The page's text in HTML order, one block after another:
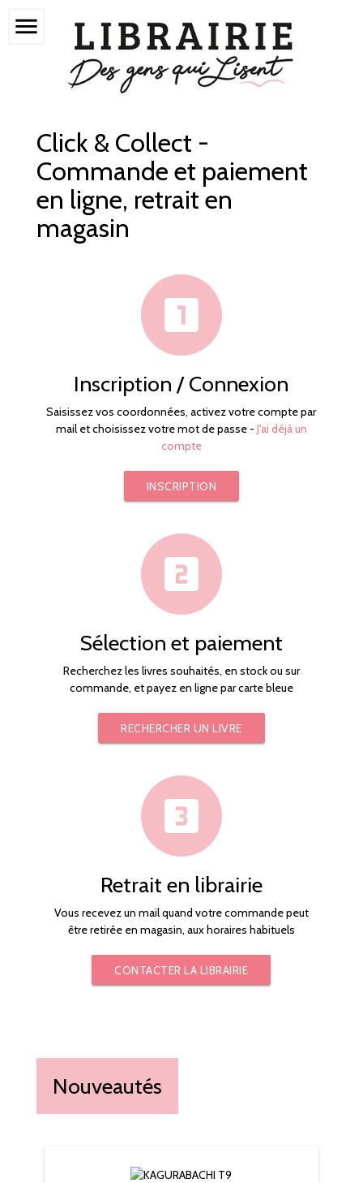
menu
Click & Collect -
Commande et paiement
en ligne, retrait en
magasin
looks_one
Inscription / Connexion
Saisissez vos coordonnées, activez votre compte par
mail et choisissez votre mot de passe - J'ai déjà un
compte
INSCRIPTION
looks_two
Sélection et paiement
Recherchez les livres souhaités, en stock ou sur
commande, et payez en ligne par carte bleue
RECHERCHER UN LIVRE
looks_3
Retrait en librairie
Vous recevez un mail quand votre commande peut
être retirée en magasin, aux horaires habituels
CONTACTER LA LIBRAIRIE
Nouveautés